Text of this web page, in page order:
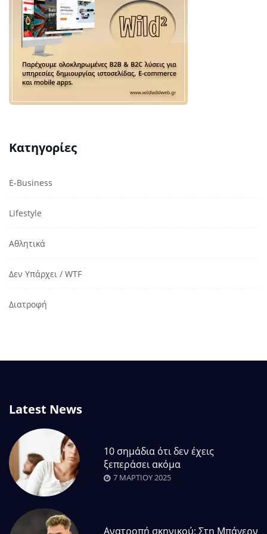
Κατηγορίες
E-Business
Lifestyle
Αθλητικά
Δεν Υπάρχει / WTF
Διατροφή
Latest News
10 σημάδια ότι δεν έχεις
ξεπεράσει ακόμα
7 ΜΑΡΤΊΟΥ 2025
Ανατροπή σκηνικού: Στη Μπάγερν